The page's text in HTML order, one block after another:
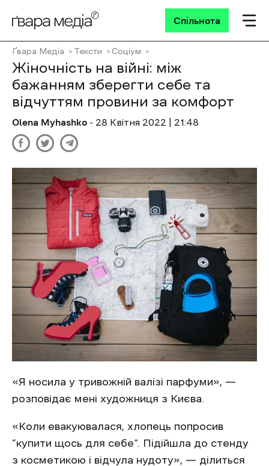
Спільнота
Ґвара Медіа Тексти Соціум
Жіночність на війні: між
бажанням зберегти себе та
відчуттям провини за комфорт
Olena Myhashko - 28 Квітня 2022 | 21:48
«Я носила у тривожній валізі парфуми», —
розповідає мені художниця з Києва.
«Коли евакуювалася, хлопець попросив
“купити щось для себе”. Підійшла до стенду
з косметикою і відчула нудоту», — ділиться